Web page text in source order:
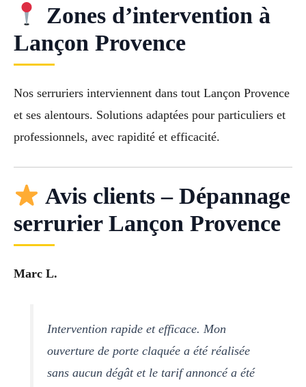
Zones d’intervention à
Lançon Provence
Nos serruriers interviennent dans tout Lançon Provence
et ses alentours. Solutions adaptées pour particuliers et
professionnels, avec rapidité et efficacité.
Avis clients – Dépannage
serrurier Lançon Provence
Marc L.
Intervention rapide et efficace. Mon
ouverture de porte claquée a été réalisée
sans aucun dégât et le tarif annoncé a été